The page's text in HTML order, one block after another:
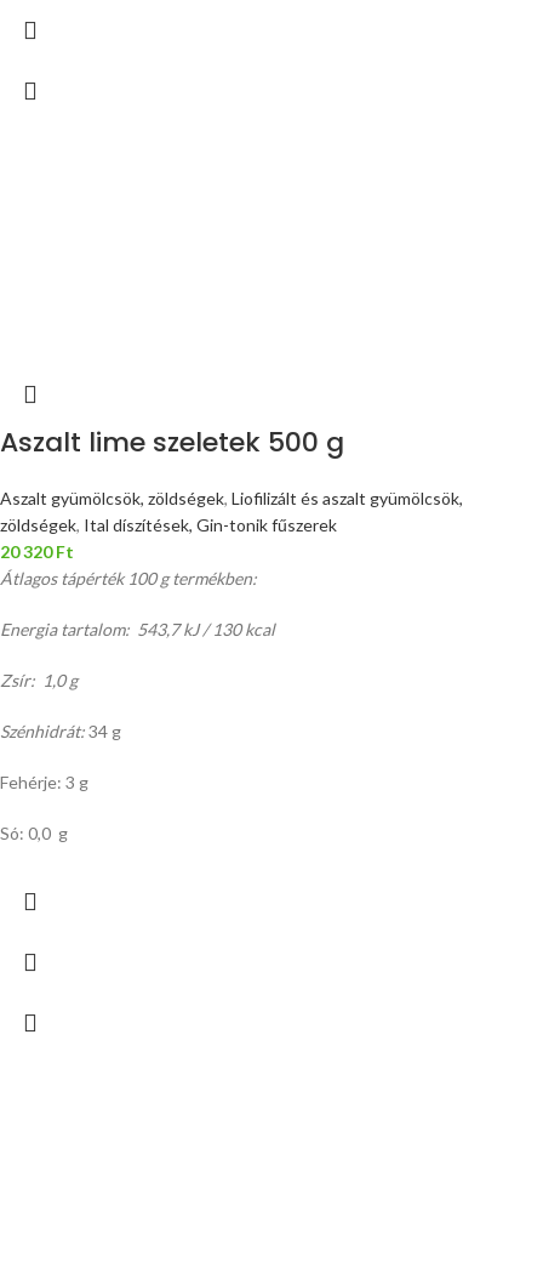
Aszalt lime szeletek 500 g
Aszalt gyümölcsök, zöldségek, Liofilizált és aszalt gyümölcsök,
zöldségek, Ital díszítések, Gin-tonik fűszerek
20 320Ft
Átlagos tápérték 100 g termékben:
Energia tartalom: 543,7 kJ / 130 kcal
Zsír: 1,0 g
Szénhidrát:34 g
Fehérje: 3 g
Só: 0,0 g